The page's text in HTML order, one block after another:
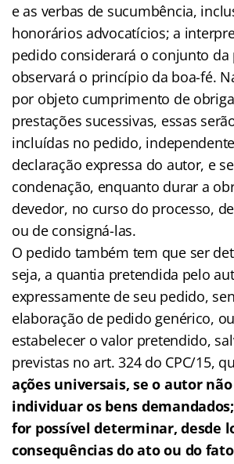
e as verbas de sucumbência,
honorários advocatícios; a
pedido considerará o conjunto da
observará o princípio da boa-fé.
por objeto cumprimento de
prestações sucessivas, essas
incluídas no pedido,
declaração expressa do autor, e
condenação, enquanto durar a
devedor, no curso do processo,
ou de consigná-las.
O pedido também tem que ser
seja, a quantia pretendida pelo
expressamente de seu pedido,
elaboração de pedido genérico,
estabelecer o valor pretendido,
previstas no art. 324 do CPC/15,
ações universais, se o autor
individuar os bens
for possível determinar, desde
consequências do ato ou do